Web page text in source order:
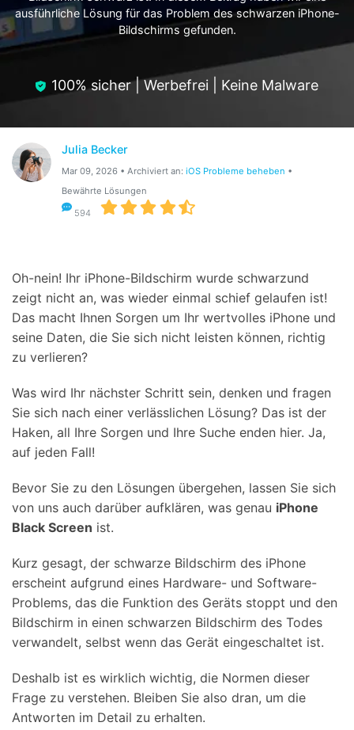
Support
Hilfe und Unterstützung erhalten
Anmelden
ausführliche Lösung für das Problem des schwarzen iPhone-
Bildschirms gefunden.
100% sicher | Werbefrei | Keine Malware
Julia Becker
Mar 09, 2026 • Archiviert an: iOS Probleme beheben •
Bewährte Lösungen
594
Oh-nein! Ihr iPhone-Bildschirm wurde schwarzund
zeigt nicht an, was wieder einmal schief gelaufen ist!
Das macht Ihnen Sorgen um Ihr wertvolles iPhone und
seine Daten, die Sie sich nicht leisten können, richtig
zu verlieren?
Was wird Ihr nächster Schritt sein, denken und fragen
Sie sich nach einer verlässlichen Lösung? Das ist der
Haken, all Ihre Sorgen und Ihre Suche enden hier. Ja,
auf jeden Fall!
Bevor Sie zu den Lösungen übergehen, lassen Sie sich
von uns auch darüber aufklären, was genau iPhone
Black Screen ist.
Kurz gesagt, der schwarze Bildschirm des iPhone
erscheint aufgrund eines Hardware- und Software-
Problems, das die Funktion des Geräts stoppt und den
Bildschirm in einen schwarzen Bildschirm des Todes
verwandelt, selbst wenn das Gerät eingeschaltet ist.
Deshalb ist es wirklich wichtig, die Normen dieser
Frage zu verstehen. Bleiben Sie also dran, um die
Antworten im Detail zu erhalten.